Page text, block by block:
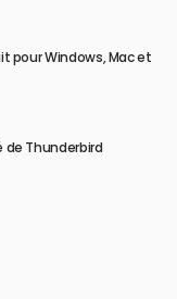
pour Windows, Mac et
de Thunderbird